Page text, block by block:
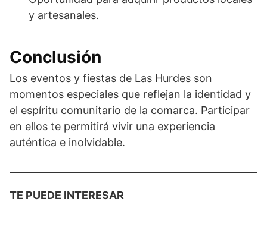
y artesanales.
Conclusión
Los eventos y fiestas de Las Hurdes son
momentos especiales que reflejan la identidad y
el espíritu comunitario de la comarca. Participar
en ellos te permitirá vivir una experiencia
auténtica e inolvidable.
TE PUEDE INTERESAR